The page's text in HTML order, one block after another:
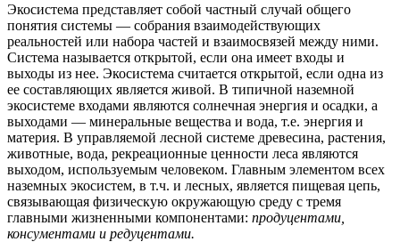
Экосистема представляет собой частный случай общего
понятия системы — собрания взаимодействующих
реальностей или набора частей и взаимосвязей между ними.
Система называется открытой, если она имеет входы и
выходы из нее. Экосистема считается открытой, если одна из
ее составляющих является живой. В типичной наземной
экосистеме входами являются солнечная энергия и осадки, а
выходами — минеральные вещества и вода, т.е. энергия и
материя. В управляемой лесной системе древесина, растения,
животные, вода, рекреационные ценности леса являются
выходом, используемым человеком. Главным элементом всех
наземных экосистем, в т.ч. и лесных, является пищевая цепь,
связывающая физическую окружающую среду с тремя
главными жизненными компонентами: продуцентами,
консументами и редуцентами.